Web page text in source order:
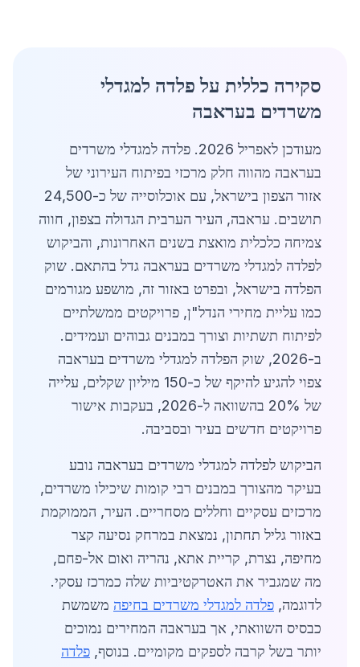
סקירה כללית על פלדה למגדלי
משרדים בעראבה
מעודכן לאפריל 2026. פלדה למגדלי משרדים
בעראבה מהווה חלק מרכזי בפיתוח העירוני של
אזור הצפון בישראל, עם אוכלוסייה של כ-24,500
תושבים. עראבה, העיר הערבית הגדולה בצפון, חווה
צמיחה כלכלית מואצת בשנים האחרונות, והביקוש
לפלדה למגדלי משרדים בעראבה גדל בהתאם. שוק
הפלדה בישראל, ובפרט באזור זה, מושפע מגורמים
כמו עליית מחירי הנדל"ן, פרויקטים ממשלתיים
לפיתוח תשתיות וצורך במבנים גבוהים ועמידים.
ב-2026, שוק הפלדה למגדלי משרדים בעראבה
צפוי להגיע להיקף של כ-150 מיליון שקלים, עלייה
של 20% בהשוואה ל-2026, בעקבות אישור
פרויקטים חדשים בעיר ובסביבה.
הביקוש לפלדה למגדלי משרדים בעראבה נובע
בעיקר מהצורך במבנים רבי קומות שיכילו משרדים,
מרכזים עסקיים וחללים מסחריים. העיר, הממוקמת
באזור גליל תחתון, נמצאת במרחק נסיעה קצר
מחיפה, נצרת, קריית אתא, נהריה ואום אל-פחם,
מה שמגביר את האטרקטיביות שלה כמרכז עסקי.
לדוגמה, פלדה למגדלי משרדים בחיפה משמשת
כבסיס השוואתי, אך בעראבה המחירים נמוכים
יותר בשל קרבה לספקים מקומיים. בנוסף, פלדה